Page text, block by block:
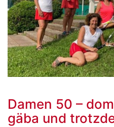
Damen 50 –
gäba und